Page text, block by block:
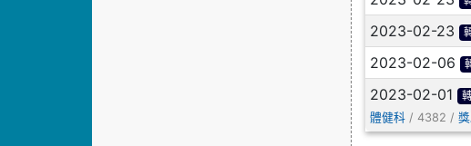
2023-02-23
2023-02-06
2023-02-01
體健科 / 4382 /